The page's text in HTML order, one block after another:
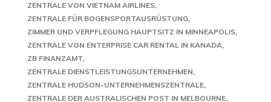
ZENTRALE VON VIETNAM AIRLINES
ZENTRALE FÜR BOGENSPORTAUSRÜSTUNG
ZIMMER UND VERPFLEGUNG HAUPTSITZ IN MINNEAPOLIS
ZENTRALE VON ENTERPRISE CAR RENTAL IN KANADA
ZB FINANZAMT
ZENTRALE DIENSTLEISTUNGSUNTERNEHMEN
ZENTRALE HUDSON-UNTERNEHMENSZENTRALE
ZENTRALE DER AUSTRALISCHEN POST IN MELBOURNE